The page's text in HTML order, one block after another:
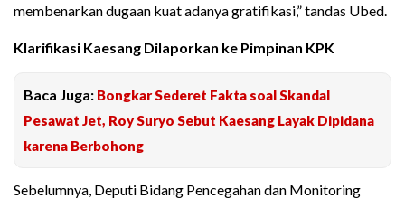
membenarkan dugaan kuat adanya gratifikasi,” tandas Ubed.
Klarifikasi Kaesang Dilaporkan ke Pimpinan KPK
Baca Juga: Bongkar Sederet Fakta soal Skandal
Pesawat Jet, Roy Suryo Sebut Kaesang Layak Dipidana
karena Berbohong
Sebelumnya, Deputi Bidang Pencegahan dan Monitoring